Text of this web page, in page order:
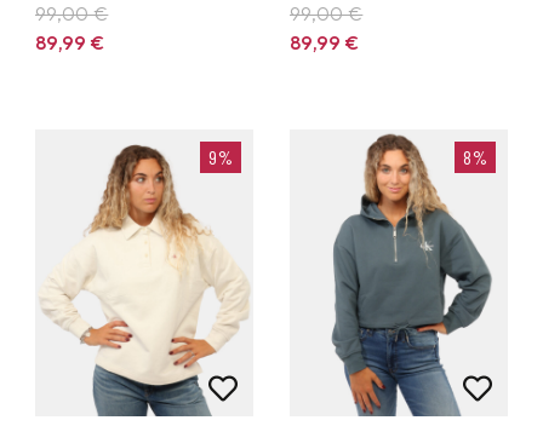
99,00 €
89,99€
99,00 €
89,99€
9% 8%